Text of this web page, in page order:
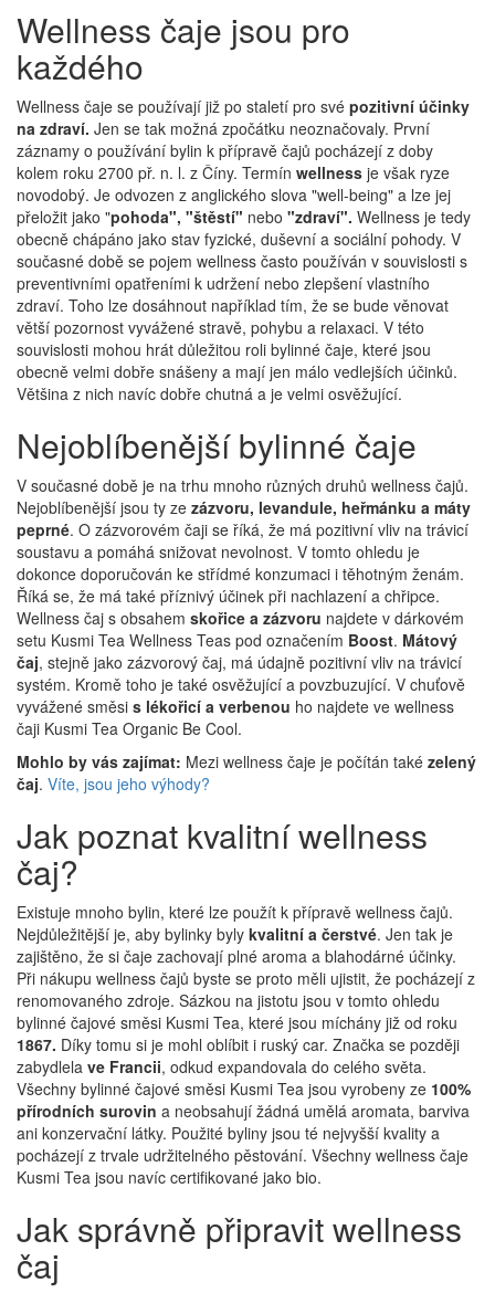
Wellness čaje jsou pro
každého
Wellness čaje se používají již po staletí pro své pozitivní účinky
na zdraví. Jen se tak možná zpočátku neoznačovaly. První
záznamy o používání bylin k přípravě čajů pocházejí z doby
kolem roku 2700 př. n. l. z Číny. Termín wellness je však ryze
novodobý. Je odvozen z anglického slova "well-being" a lze jej
přeložit jako "pohoda", "štěstí" nebo "zdraví". Wellness je tedy
obecně chápáno jako stav fyzické, duševní a sociální pohody. V
současné době se pojem wellness často používán v souvislosti s
preventivními opatřeními k udržení nebo zlepšení vlastního
zdraví. Toho lze dosáhnout například tím, že se bude věnovat
větší pozornost vyvážené stravě, pohybu a relaxaci. V této
souvislosti mohou hrát důležitou roli bylinné čaje, které jsou
obecně velmi dobře snášeny a mají jen málo vedlejších účinků.
Většina z nich navíc dobře chutná a je velmi osvěžující.
Nejoblíbenější bylinné čaje
V současné době je na trhu mnoho různých druhů wellness čajů.
Nejoblíbenější jsou ty ze zázvoru, levandule, heřmánku a máty
peprné. O zázvorovém čaji se říká, že má pozitivní vliv na trávicí
soustavu a pomáhá snižovat nevolnost. V tomto ohledu je
dokonce doporučován ke střídmé konzumaci i těhotným ženám.
Říká se, že má také příznivý účinek při nachlazení a chřipce.
Wellness čaj s obsahem skořice a zázvoru najdete v dárkovém
setu Kusmi Tea Wellness Teas pod označením Boost. Mátový
čaj, stejně jako zázvorový čaj, má údajně pozitivní vliv na trávicí
systém. Kromě toho je také osvěžující a povzbuzující. V chuťově
vyvážené směsi s lékořicí a verbenou ho najdete ve wellness
čaji Kusmi Tea Organic Be Cool.
Mohlo by vás zajímat: Mezi wellness čaje je počítán také zelený
čaj. Víte, jsou jeho výhody?
Jak poznat kvalitní wellness
čaj?
Existuje mnoho bylin, které lze použít k přípravě wellness čajů.
Nejdůležitější je, aby bylinky byly kvalitní a čerstvé. Jen tak je
zajištěno, že si čaje zachovají plné aroma a blahodárné účinky.
Při nákupu wellness čajů byste se proto měli ujistit, že pocházejí z
renomovaného zdroje. Sázkou na jistotu jsou v tomto ohledu
bylinné čajové směsi Kusmi Tea, které jsou míchány již od roku
1867. Díky tomu si je mohl oblíbit i ruský car. Značka se později
zabydlela ve Francii, odkud expandovala do celého světa.
Všechny bylinné čajové směsi Kusmi Tea jsou vyrobeny ze 100%
přírodních surovin a neobsahují žádná umělá aromata, barviva
ani konzervační látky. Použité byliny jsou té nejvyšší kvality a
pocházejí z trvale udržitelného pěstování. Všechny wellness čaje
Kusmi Tea jsou navíc certifikované jako bio.
Jak správně připravit wellness
čaj